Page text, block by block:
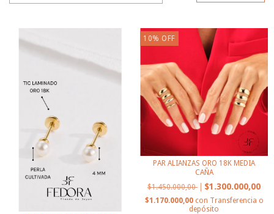
10% OFF
PAR ALIANZAS ORO 18K MEDIA
CAÑA
$1.450.000,00
$1.300.000,00
$1.170.000,00 con Transferencia o
depósito